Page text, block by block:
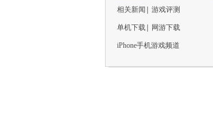
相关新闻 游戏评测
单机下载 网游下载
iPhone手机游戏频道